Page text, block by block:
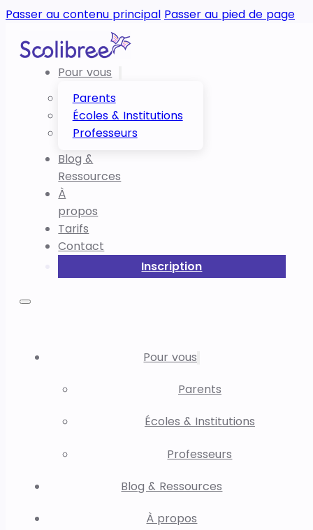
Passer au contenu principal Passer au pied de page
Pour vous
Parents
Écoles & Institutions
Professeurs
Blog &
Ressources
À
propos
Tarifs
Contact
Inscription
Pour vous
Parents
Écoles & Institutions
Professeurs
Blog & Ressources
À propos